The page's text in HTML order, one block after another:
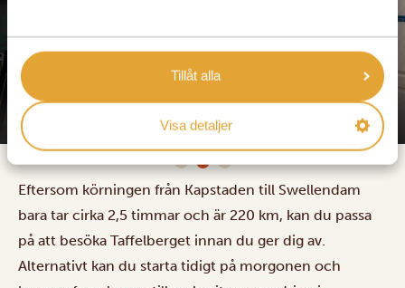
Tillåt alla
Visa detaljer
Eftersom körningen från Kapstaden till Swellendam
bara tar cirka 2,5 timmar och är 220 km, kan du passa
på att besöka Taffelberget innan du ger dig av.
Alternativt kan du starta tidigt på morgonen och